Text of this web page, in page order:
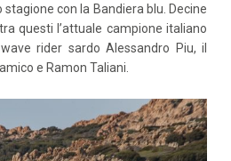
stagione con la Bandiera blu. Decine
questi l’attuale campione italiano
rider sardo Alessandro Piu, il
e Ramon Taliani.